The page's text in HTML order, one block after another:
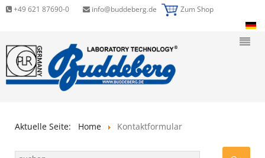
+49 621 87690-0 info@buddeberg.de Zum Shop
Aktuelle Seite: Home Kontaktformular